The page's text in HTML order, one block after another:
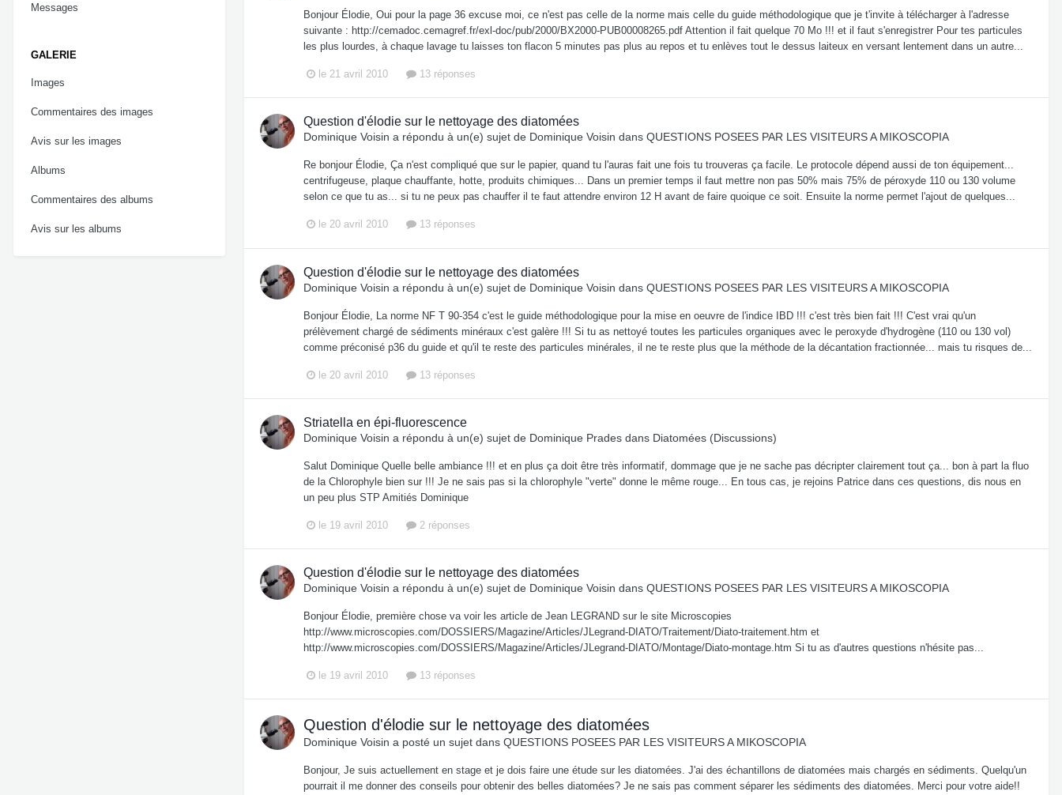
Messages
GALERIE
Images
Commentaires des images
Avis sur les images
Albums
Commentaires des albums
Avis sur les albums
Bonjour Élodie, Oui pour la page 36 excuse moi, ce n'est pas celle de la norme mais celle du guide méthodologique que je t'invite à télécharger à l'adresse
suivante : http://cemadoc.cemagref.fr/exl-doc/pub/2000/BX2000-PUB00008265.pdf Attention il fait quelque 70 Mo !!! et il faut s'enregistrer Pour tes particules
les plus lourdes, à chaque lavage tu laisses ton flacon 5 minutes pas plus au repos et tu enlèves tout le dessus laiteux en versant lentement dans un autre...
le 21 avril 2010 13 réponses
Question d'élodie sur le nettoyage des diatomées
Dominique Voisin a répondu à un(e) sujet de Dominique Voisin dans QUESTIONS POSEES PAR LES VISITEURS A MIKOSCOPIA
Re bonjour Élodie, Ça n'est compliqué que sur le papier, quand tu l'auras fait une fois tu trouveras ça facile. Le protocole dépend aussi de ton équipement...
centrifugeuse, plaque chauffante, hotte, produits chimiques... Dans un premier temps il faut mettre non pas 50% mais 75% de péroxyde 110 ou 130 volume
selon ce que tu as... si tu ne peux pas chauffer il te faut attendre environ 12 H avant de faire quoique ce soit. Ensuite la norme permet l'ajout de quelques...
le 20 avril 2010 13 réponses
Question d'élodie sur le nettoyage des diatomées
Dominique Voisin a répondu à un(e) sujet de Dominique Voisin dans QUESTIONS POSEES PAR LES VISITEURS A MIKOSCOPIA
Bonjour Élodie, La norme NF T 90-354 c'est le guide méthodologique pour la mise en oeuvre de l'indice IBD !!! c'est très bien fait !!! C'est vrai qu'un
prélèvement chargé de sédiments minéraux c'est galère !!! Si tu as nettoyé toutes les particules organiques avec le peroxyde d'hydrogène (110 ou 130 vol)
comme préconisé p36 du guide et qu'il te reste des particules minérales, il ne te reste plus que la méthode de la décantation fractionnée... mais tu risques de...
le 20 avril 2010 13 réponses
Striatella en épi-fluorescence
Dominique Voisin a répondu à un(e) sujet de Dominique Prades dans Diatomées (Discussions)
Salut Dominique Quelle belle ambiance !!! et en plus ça doit être très informatif, dommage que je ne sache pas décripter clairement tout ça... bon à part la fluo
de la Chlorophyle bien sur !!! Je ne sais pas si la chlorophyle "verte" donne le même rouge... En tous cas, je rejoins Patrice dans ces questions, dis nous en
un peu plus STP Amitiés Dominique
le 19 avril 2010 2 réponses
Question d'élodie sur le nettoyage des diatomées
Dominique Voisin a répondu à un(e) sujet de Dominique Voisin dans QUESTIONS POSEES PAR LES VISITEURS A MIKOSCOPIA
Bonjour Élodie, première chose va voir les article de Jean LEGRAND sur le site Microscopies
http://www.microscopies.com/DOSSIERS/Magazine/Articles/JLegrand-DIATO/Traitement/Diato-traitement.htm et
http://www.microscopies.com/DOSSIERS/Magazine/Articles/JLegrand-DIATO/Montage/Diato-montage.htm Si tu as d'autres questions n'hésite pas...
le 19 avril 2010 13 réponses
Question d'élodie sur le nettoyage des diatomées
Dominique Voisin a posté un sujet dans QUESTIONS POSEES PAR LES VISITEURS A MIKOSCOPIA
Bonjour, Je suis actuellement en stage et je dois faire une étude sur les diatomées. J'ai des échantillons de diatomées mais chargés en sédiments. Quelqu'un
pourrait il me donner des conseils pour obtenir des belles diatomées? Je ne sais pas comment séparer les sédiments des diatomées. Merci pour votre aide!!